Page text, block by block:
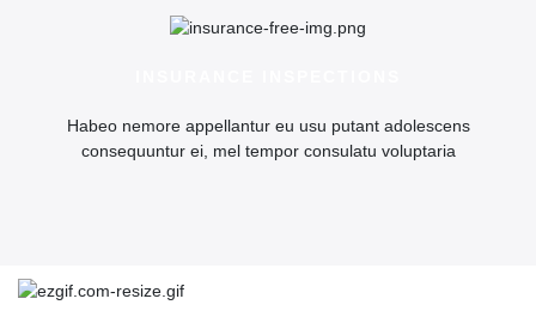
Habeo nemore appellantur eu usu putant adolescens
consequuntur ei, mel tempor consulatu voluptaria